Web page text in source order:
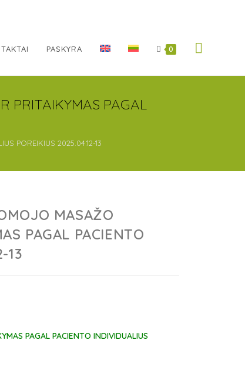
PASKYRA 0
PRITAIKYMAS PAGAL
POREIKIUS 2025.04.12-13
MASAŽO
PAGAL PACIENTO
13
PAGAL PACIENTO INDIVIDUALIUS